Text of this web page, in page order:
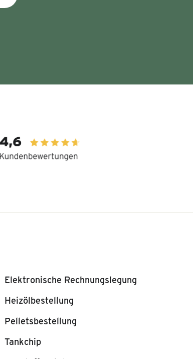
Elektronische Rechnungslegung
Heizölbestellung
Pelletsbestellung
Tankchip